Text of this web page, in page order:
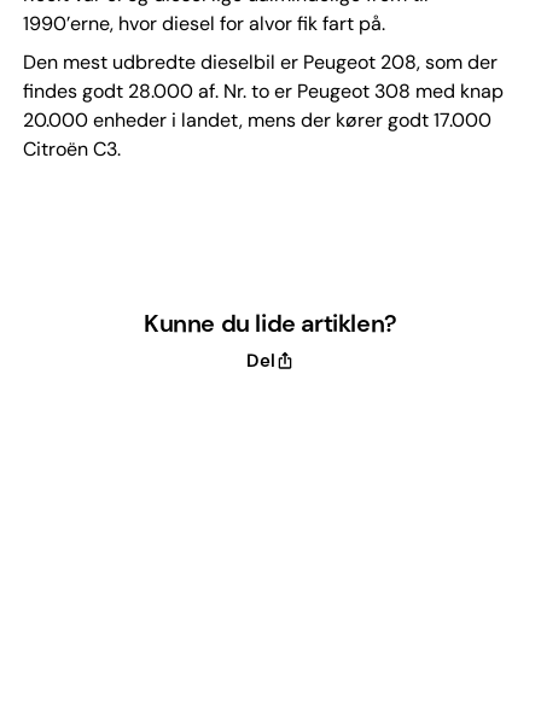
1990’erne, hvor diesel for alvor fik fart på.
Den mest udbredte dieselbil er Peugeot 208, som der
findes godt 28.000 af. Nr. to er Peugeot 308 med knap
20.000 enheder i landet, mens der kører godt 17.000
Citroën C3.
Kunne du lide artiklen?
Del